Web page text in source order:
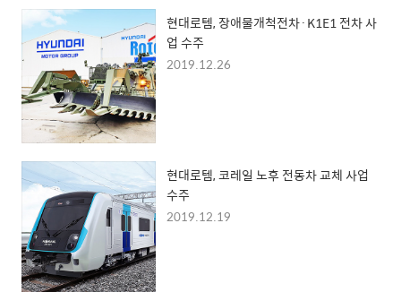
현대로템, 장애물개척전차·K1E1 전차 사
업 수주
2019.12.26
현대로템, 코레일 노후 전동차 교체 사업
수주
2019.12.19